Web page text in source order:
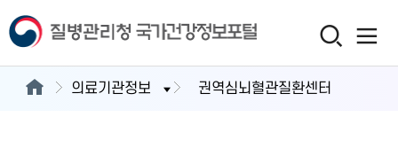
의료기관정보 권역심뇌혈관질환센터